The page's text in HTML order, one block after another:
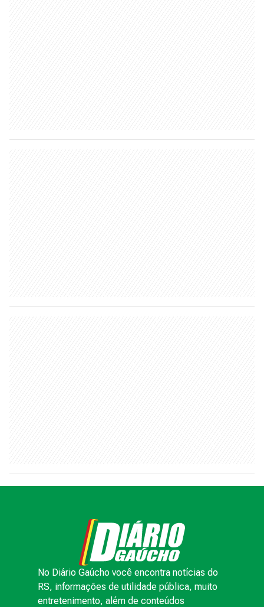
No Diário Gaúcho você encontra notícias do
RS, informações de utilidade pública, muito
entretenimento, além de conteúdos